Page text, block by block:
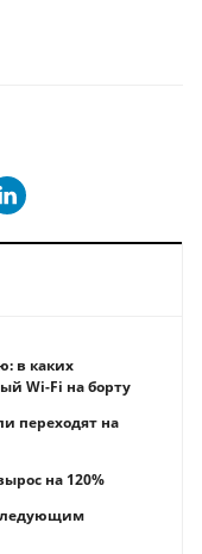
и в чем лучше
самозанятых, которые
в каких
Wi-Fi на борту
переходят на
на 120%